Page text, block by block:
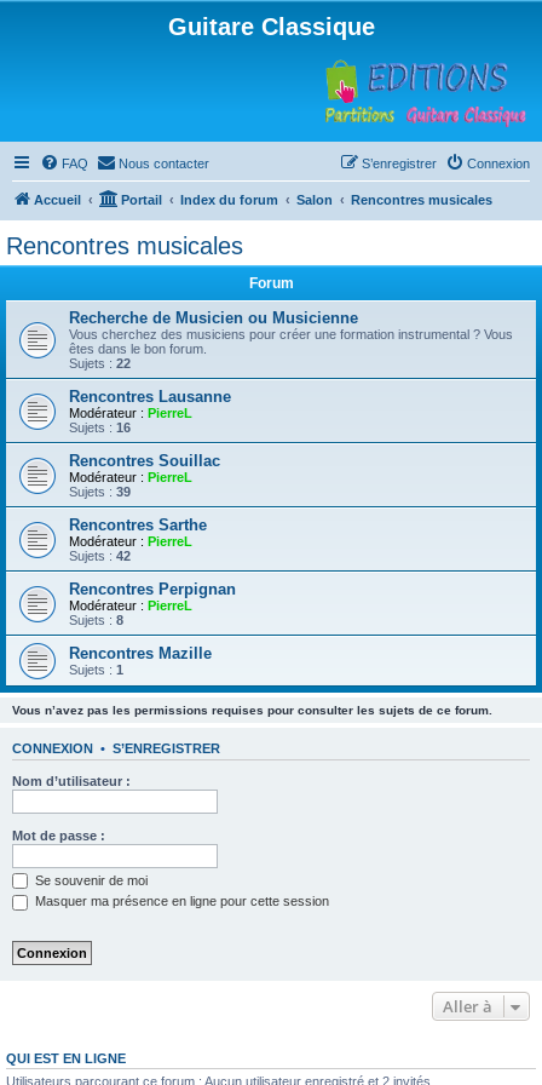
Guitare Classique
FAQ Nous contacter Connexion
S’enregistrer
Accueil Portail Index du forum Salon Rencontres musicales
Rencontres musicales
Forum
Recherche de Musicien ou Musicienne
Vous cherchez des musiciens pour créer une formation instrumental ? Vous
êtes dans le bon forum.
Sujets : 22
Rencontres Lausanne
Modérateur : PierreL
Sujets : 16
Rencontres Souillac
Modérateur : PierreL
Sujets : 39
Rencontres Sarthe
Modérateur : PierreL
Sujets : 42
Rencontres Perpignan
Modérateur : PierreL
Sujets : 8
Rencontres Mazille
Sujets : 1
Vous n’avez pas les permissions requises pour consulter les sujets de ce forum.
CONNEXION • S’ENREGISTRER
Nom d’utilisateur :
Mot de passe :
Se souvenir de moi
Masquer ma présence en ligne pour cette session
Aller à
QUI EST EN LIGNE
Utilisateurs parcourant ce forum : Aucun utilisateur enregistré et 2 invités